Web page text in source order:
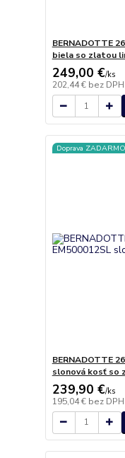
BERNADOTTE
biela so zlatou
249,00 €/ks
202,44 € bez DPH
Doprava ZADARMO
BERNADOTTE
slonová kosť so
239,90 €/ks
195,04 € bez DPH